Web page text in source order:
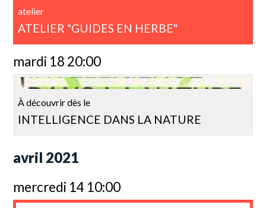
atelier
ATELIER "GUIDES EN HERBE"
mardi 18 20:00
À découvrir dès le
INTELLIGENCE DANS LA NATURE
avril 2021
mercredi 14 10:00